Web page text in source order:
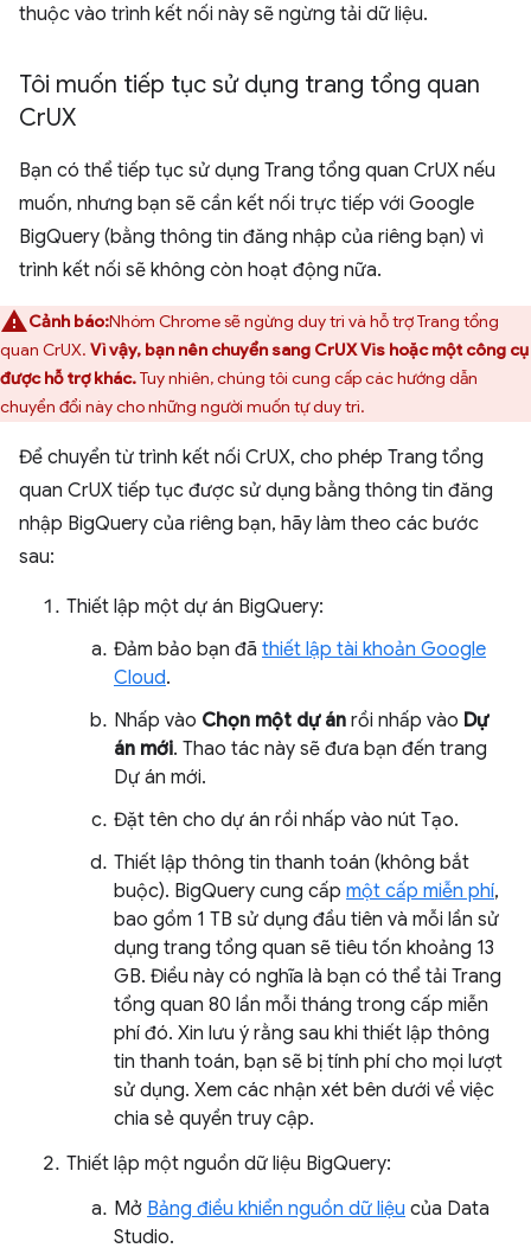
thuộc vào trình kết nối này sẽ ngừng tải dữ liệu.
Tôi muốn tiếp tục sử dụng trang tổng quan
CrUX
Bạn có thể tiếp tục sử dụng Trang tổng quan CrUX nếu
muốn, nhưng bạn sẽ cần kết nối trực tiếp với Google
BigQuery (bằng thông tin đăng nhập của riêng bạn) vì
trình kết nối sẽ không còn hoạt động nữa.
Cảnh báo:Nhóm Chrome sẽ ngừng duy trì và hỗ trợ Trang tổng
quan CrUX. Vì vậy, bạn nên chuyển sang CrUX Vis hoặc một công cụ
được hỗ trợ khác.Tuy nhiên, chúng tôi cung cấp các hướng dẫn
chuyển đổi này cho những người muốn tự duy trì.
Để chuyển từ trình kết nối CrUX, cho phép Trang tổng
quan CrUX tiếp tục được sử dụng bằng thông tin đăng
nhập BigQuery của riêng bạn, hãy làm theo các bước
sau:
Thiết lập một dự án BigQuery:
Đảm bảo bạn đã thiết lập tài khoản Google
Cloud.
Nhấp vào Chọn một dự án rồi nhấp vào Dự
án mới. Thao tác này sẽ đưa bạn đến trang
Dự án mới.
Đặt tên cho dự án rồi nhấp vào nút Tạo.
Thiết lập thông tin thanh toán (không bắt
buộc). BigQuery cung cấp một cấp miễn phí,
bao gồm 1 TB sử dụng đầu tiên và mỗi lần sử
dụng trang tổng quan sẽ tiêu tốn khoảng 13
GB. Điều này có nghĩa là bạn có thể tải Trang
tổng quan 80 lần mỗi tháng trong cấp miễn
phí đó. Xin lưu ý rằng sau khi thiết lập thông
tin thanh toán, bạn sẽ bị tính phí cho mọi lượt
sử dụng. Xem các nhận xét bên dưới về việc
chia sẻ quyền truy cập.
Thiết lập một nguồn dữ liệu BigQuery:
Mở Bảng điều khiển nguồn dữ liệu của Data
Studio.